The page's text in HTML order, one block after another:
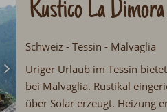
Rustico La Dimora
Schweiz - Tessin - Malvaglia
Uriger Urlaub im Tessin
bei Malvaglia. Rustikal
über Solar erzeugt. Heizung